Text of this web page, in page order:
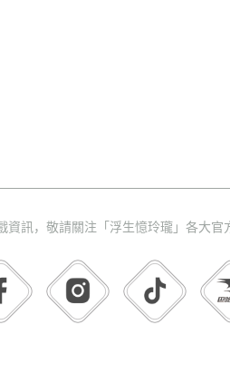
資訊，敬請關注「浮生憶玲瓏」各大官